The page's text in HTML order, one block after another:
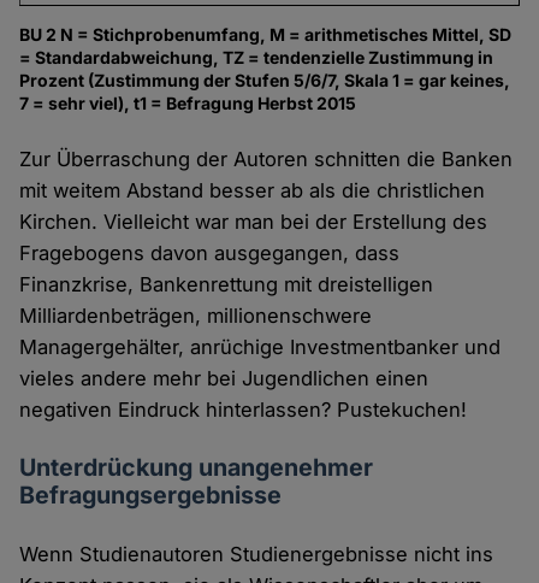
BU 2 N = Stichprobenumfang, M = arithmetisches Mittel, SD
= Standardabweichung, TZ = tendenzielle Zustimmung in
Prozent (Zustimmung der Stufen 5/6/7, Skala 1 = gar keines,
7 = sehr viel), t1 = Befragung Herbst 2015
Zur Überraschung der Autoren schnitten die Banken
mit weitem Abstand besser ab als die christlichen
Kirchen. Vielleicht war man bei der Erstellung des
Fragebogens davon ausgegangen, dass
Finanzkrise, Bankenrettung mit dreistelligen
Milliardenbeträgen, millionenschwere
Managergehälter, anrüchige Investmentbanker und
vieles andere mehr bei Jugendlichen einen
negativen Eindruck hinterlassen? Pustekuchen!
Unterdrückung unangenehmer
Befragungsergebnisse
Wenn Studienautoren Studienergebnisse nicht ins